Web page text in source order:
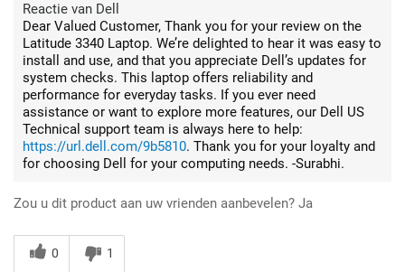
Reactie van Dell
Dear Valued Customer, Thank you for your review on the
Latitude 3340 Laptop. We’re delighted to hear it was easy to
install and use, and that you appreciate Dell’s updates for
system checks. This laptop offers reliability and
performance for everyday tasks. If you ever need
assistance or want to explore more features, our Dell US
Technical support team is always here to help:
https://url.dell.com/9b5810. Thank you for your loyalty and
for choosing Dell for your computing needs. -Surabhi.
Zou u dit product aan uw vrienden aanbevelen? Ja
0 1